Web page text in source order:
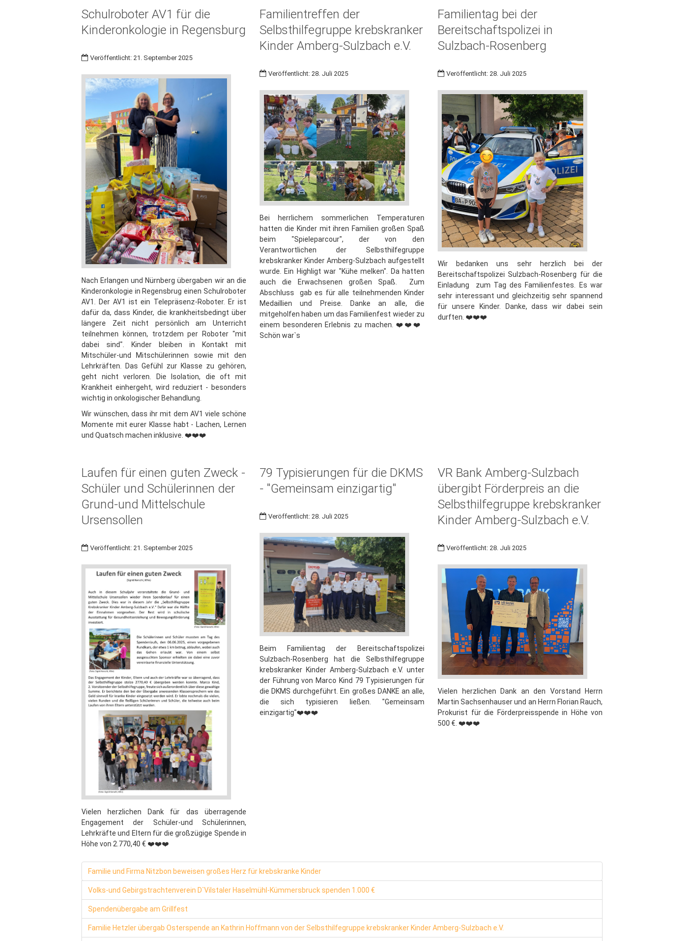
Schulroboter AV1 für die
Kinderonkologie in Regensburg
Veröffentlicht: 21. September 2025
Nach Erlangen und Nürnberg übergaben wir an die
Kinderonkologie in Regensbrug einen Schulroboter
AV1. Der AV1 ist ein Telepräsenz-Roboter. Er ist
dafür da, dass Kinder, die krankheitsbedingt über
längere Zeit nicht persönlich am Unterricht
teilnehmen können, trotzdem per Roboter "mit
dabei sind". Kinder bleiben in Kontakt mit
Mitschüler-und Mitschülerinnen sowie mit den
Lehrkräften. Das Gefühl zur Klasse zu gehören,
geht nicht verloren. Die Isolation, die oft mit
Krankheit einhergeht, wird reduziert - besonders
wichtig in onkologischer Behandlung.
Wir wünschen, dass ihr mit dem AV1 viele schöne
Momente mit eurer Klasse habt - Lachen, Lernen
und Quatsch machen inklusive. ❤️❤️❤️
Familientreffen der
Selbsthilfegruppe krebskranker
Kinder Amberg-Sulzbach e.V.
Veröffentlicht: 28. Juli 2025
Bei herrlichem sommerlichen Temperaturen
hatten die Kinder mit ihren Familien großen Spaß
beim "Spieleparcour", der von den
Verantwortlichen der Selbsthilfegruppe
krebskranker Kinder Amberg-Sulzbach aufgestellt
wurde. Ein Highligt war "Kühe melken". Da hatten
auch die Erwachsenen großen Spaß. Zum
Abschluss gab es für alle teilnehmenden Kinder
Medaillien und Preise. Danke an alle, die
mitgeholfen haben um das Familienfest wieder zu
einem besonderen Erlebnis zu machen. ❤️❤️❤️
Schön war`s
Familientag bei der
Bereitschaftspolizei in
Sulzbach-Rosenberg
Veröffentlicht: 28. Juli 2025
Wir bedanken uns sehr herzlich bei der
Bereitschaftspolizei Sulzbach-Rosenberg für die
Einladung zum Tag des Familienfestes. Es war
sehr interessant und gleichzeitig sehr spannend
für unsere Kinder. Danke, dass wir dabei sein
durften. ❤️❤️❤️
Laufen für einen guten Zweck -
Schüler und Schülerinnen der
Grund-und Mittelschule
Ursensollen
Veröffentlicht: 21. September 2025
Vielen herzlichen Dank für das überragende
Engagement der Schüler-und Schülerinnen,
Lehrkräfte und Eltern für die großzügige Spende in
Höhe von 2.770,40 € ❤️❤️❤️
79 Typisierungen für die DKMS
- "Gemeinsam einzigartig"
Veröffentlicht: 28. Juli 2025
Beim Familientag der Bereitschaftspolizei
Sulzbach-Rosenberg hat die Selbsthilfegruppe
krebskranker Kinder Amberg-Sulzbach e.V. unter
der Führung von Marco Kind 79 Typisierungen für
die DKMS durchgeführt. Ein großes DANKE an alle,
die sich typisieren ließen. "Gemeinsam
einzigartig"❤️❤️❤️
VR Bank Amberg-Sulzbach
übergibt Förderpreis an die
Selbsthilfegruppe krebskranker
Kinder Amberg-Sulzbach e.V.
Veröffentlicht: 28. Juli 2025
Vielen herzlichen Dank an den Vorstand Herrn
Martin Sachsenhauser und an Herrn Florian Rauch,
Prokurist für die Förderpreisspende in Höhe von
500 €. ❤️❤️❤️
Familie und Firma Nitzbon beweisen großes Herz für krebskranke Kinder
Volks-und Gebirgstrachtenverein D`Vilstaler Haselmühl-Kümmersbruck spenden 1.000 €
Spendenübergabe am Grillfest
Familie Hetzler übergab Osterspende an Kathrin Hoffmann von der Selbsthilfegruppe krebskranker Kinder Amberg-Sulzbach e.V.